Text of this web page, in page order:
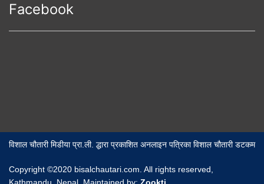
Facebook
विशाल चौतारी मिडीया प्रा.ली. द्धारा प्रकाशित अनलाइन पत्रिका विशाल चौतारी डटकम
Copyright ©2020 bisalchautari.com. All rights reserved,